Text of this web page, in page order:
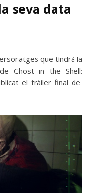
seva data
que tindrà la
Ghost in the Shell:
el tràiler final de